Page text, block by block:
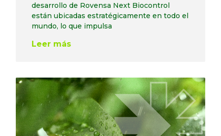
desarrollo de Rovensa Next Biocontrol
están ubicadas estratégicamente en todo el
mundo, lo que impulsa
Leer más